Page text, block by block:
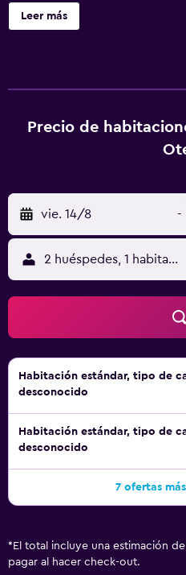
horas, televisión en una zona
recepción. Lale Hotel ofrece
Leer más
Precio de
vie. 14/8 -
2 huéspedes, 1
Habitación estándar, tipo de
desconocido
Habitación estándar, tipo de
desconocido
7 ofertas
* El total incluye una estimación
pagar al hacer check-out.